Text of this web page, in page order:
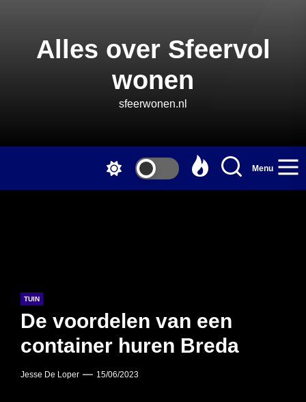
Alles over Sfeervol
wonen
sfeerwonen.nl
Menu
TUIN
De voordelen van een
container huren Breda
Jesse De Loper 15/06/2023